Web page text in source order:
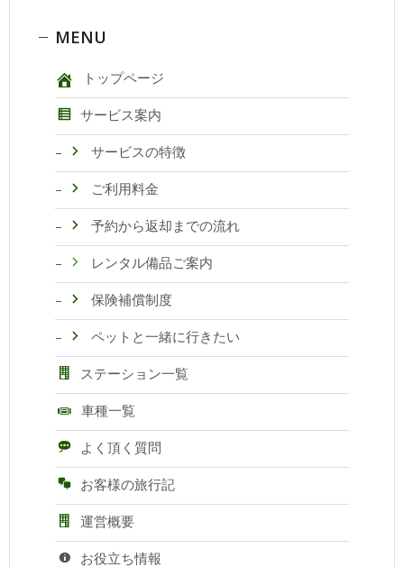
MENU
トップページ
サービス案内
サービスの特徴
ご利用料金
予約から返却までの流れ
レンタル備品ご案内
保険補償制度
ペットと一緒に行きたい
ステーション一覧
車種一覧
よく頂く質問
お客様の旅行記
運営概要
お役立ち情報